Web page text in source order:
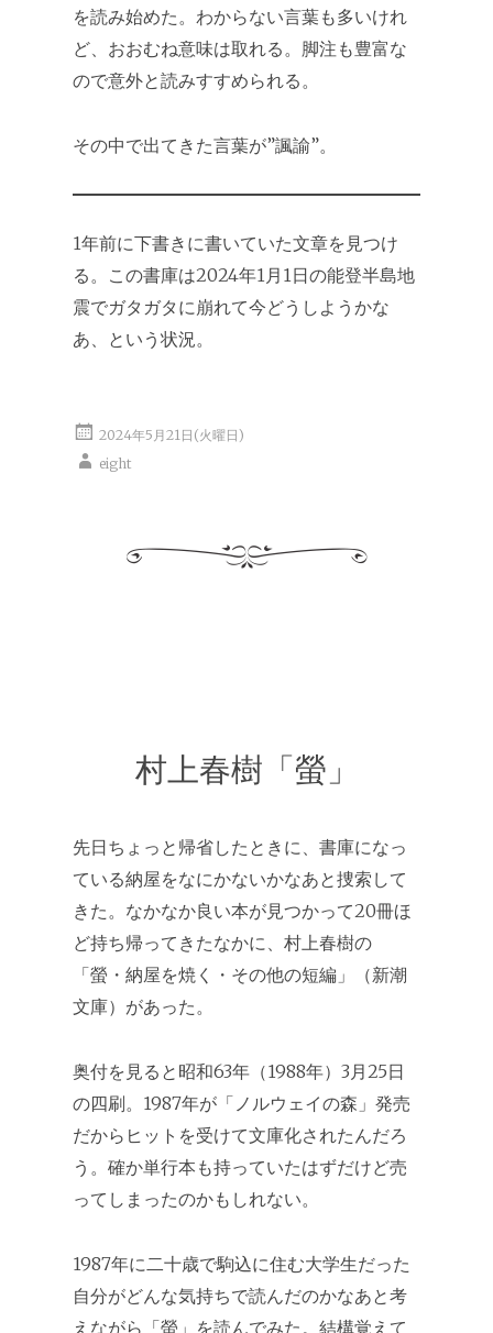
を読み始めた。わからない言葉も多いけれ
ど、おおむね意味は取れる。脚注も豊富な
ので意外と読みすすめられる。
その中で出てきた言葉が”諷諭”。
1年前に下書きに書いていた文章を見つけ
る。この書庫は2024年1月1日の能登半島地
震でガタガタに崩れて今どうしようかな
あ、という状況。
2024年5月21日(火曜日)
eight
村上春樹「螢」
先日ちょっと帰省したときに、書庫になっ
ている納屋をなにかないかなあと捜索して
きた。なかなか良い本が見つかって20冊ほ
ど持ち帰ってきたなかに、村上春樹の
「螢・納屋を焼く・その他の短編」（新潮
文庫）があった。
奥付を見ると昭和63年（1988年）3月25日
の四刷。1987年が「ノルウェイの森」発売
だからヒットを受けて文庫化されたんだろ
う。確か単行本も持っていたはずだけど売
ってしまったのかもしれない。
1987年に二十歳で駒込に住む大学生だった
自分がどんな気持ちで読んだのかなあと考
えながら「螢」を読んでみた。結構覚えて